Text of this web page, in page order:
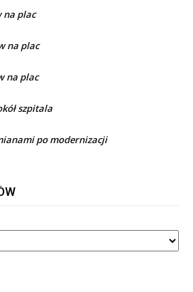
na plac
na plac
na plac
szpitala
po modernizacji